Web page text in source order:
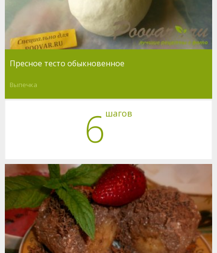
Пресное тесто обыкновенное
Выпечка
6 шагов